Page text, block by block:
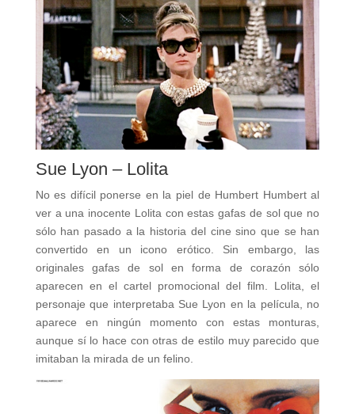
Sue Lyon – Lolita
No es difícil ponerse en la piel de Humbert Humbert al
ver a una inocente Lolita con estas gafas de sol que no
sólo han pasado a la historia del cine sino que se han
convertido en un icono erótico. Sin embargo, las
originales gafas de sol en forma de corazón sólo
aparecen en el cartel promocional del film. Lolita, el
personaje que interpretaba Sue Lyon en la película, no
aparece en ningún momento con estas monturas,
aunque sí lo hace con otras de estilo muy parecido que
imitaban la mirada de un felino.